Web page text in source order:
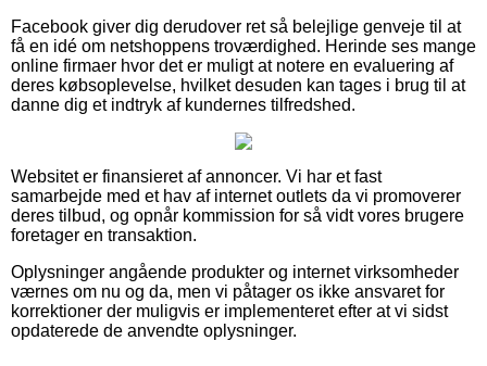
Facebook giver dig derudover ret så belejlige genveje til at
få en idé om netshoppens troværdighed. Herinde ses mange
online firmaer hvor det er muligt at notere en evaluering af
deres købsoplevelse, hvilket desuden kan tages i brug til at
danne dig et indtryk af kundernes tilfredshed.
Websitet er finansieret af annoncer. Vi har et fast
samarbejde med et hav af internet outlets da vi promoverer
deres tilbud, og opnår kommission for så vidt vores brugere
foretager en transaktion.
Oplysninger angående produkter og internet virksomheder
værnes om nu og da, men vi påtager os ikke ansvaret for
korrektioner der muligvis er implementeret efter at vi sidst
opdaterede de anvendte oplysninger.